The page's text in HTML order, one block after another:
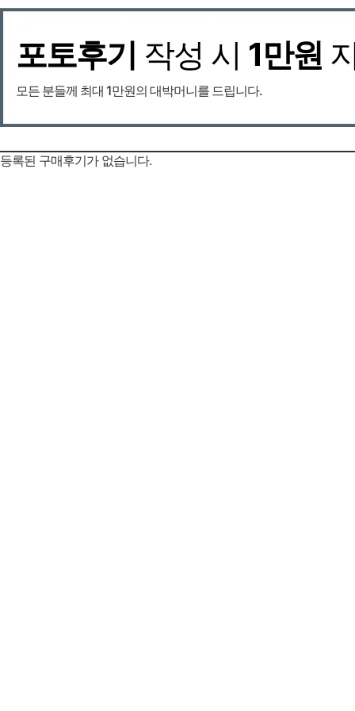
포토후기 작성 시 1만원
모든 분들께 최대 1만원의 대박머니를 드립니다.
등록된 구매후기가 없습니다.